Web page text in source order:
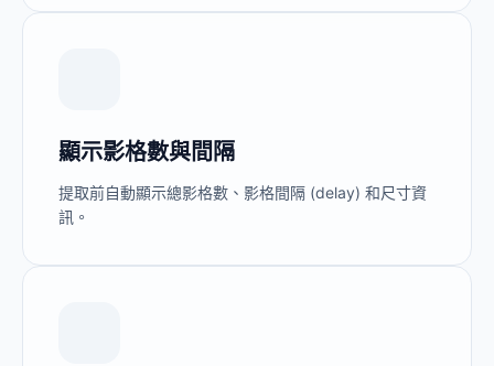
顯示影格數與間隔
提取前自動顯示總影格數、影格間隔 (delay) 和尺寸資
訊。